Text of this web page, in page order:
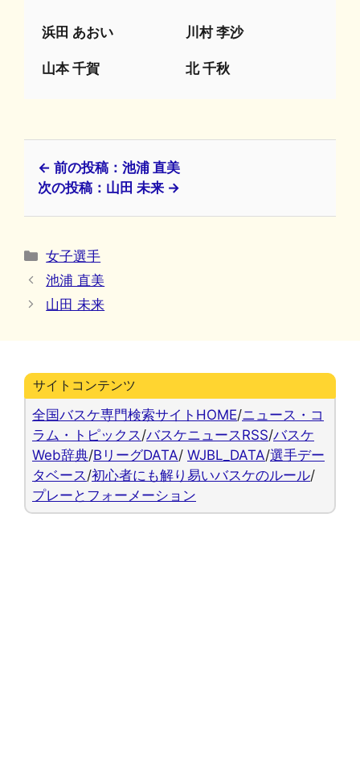
浜田 あおい 川村 李沙
山本 千賀 北 千秋
← 前の投稿：池浦 直美
次の投稿：山田 未来 →
カ
テ
リ
女子選手
池浦 直美
山田 未来
サイトコンテンツ
全国バスケ専門検索サイトHOME/ニュース・コ
ラム・トピックス /バスケニュースRSS/バスケ
Web辞典/BリーグDATA/ WJBL_DATA/選手デー
タベース /初心者にも解り易いバスケのルール/
プレーとフォーメーション